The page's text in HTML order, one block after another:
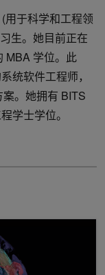
用于科学和工程领
生。她目前正在
MBA 学位。此
统软件工程师，
。她拥有 BITS
学士学位。
现已开源